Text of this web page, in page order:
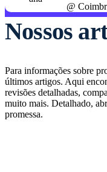
@
Nossos
Para informações sobre
últimos artigos. Aqui
revisões detalhadas,
muito mais. Detalhado,
promessa.